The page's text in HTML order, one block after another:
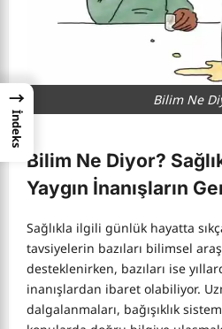
Bilim Ne
Bilim Ne Diyor?
Yaygın İnanışların
Sağlıkla ilgili günlük hayatta
tavsiyelerin bazıları bilimsel
desteklenirken, bazıları ise
inanışlardan ibaret olabiliyor.
dalgalanmaları, bağışıklık
→
İndeks